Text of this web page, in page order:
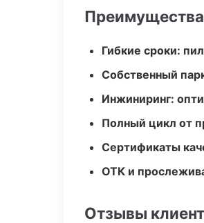
Гибкие сроки:
Собственный
Инжиниринг:
Полный цикл от
Сертификаты
ОТК и
Отзывы